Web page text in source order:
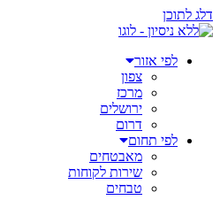
דלג לתוכן
לפי אזור
צפון
מרכז
ירושלים
דרום
לפי תחום
מאבטחים
שירות לקוחות
טבחים